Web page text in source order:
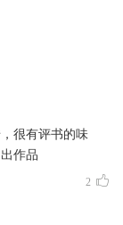
很有评书的味
作品
2